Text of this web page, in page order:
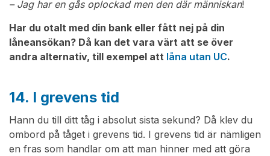
– Jag har en gås oplockad men den där människan!
Har du otalt med din bank eller fått nej på din
låneansökan? Då kan det vara värt att se över
andra alternativ, till exempel att låna utan UC.
14. I grevens tid
Hann du till ditt tåg i absolut sista sekund? Då klev du
ombord på tåget i grevens tid. I grevens tid är nämligen
en fras som handlar om att man hinner med att göra